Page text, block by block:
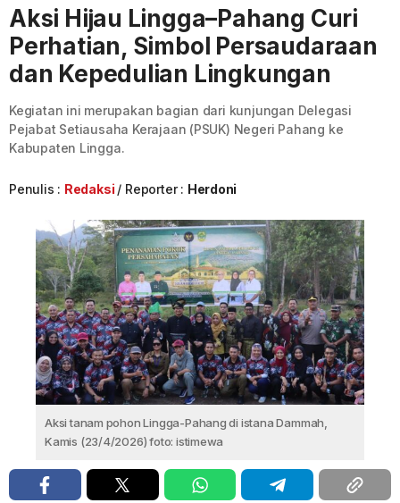
Aksi Hijau Lingga–Pahang Curi
Perhatian, Simbol Persaudaraan
dan Kepedulian Lingkungan
Kegiatan ini merupakan bagian dari kunjungan Delegasi
Pejabat Setiausaha Kerajaan (PSUK) Negeri Pahang ke
Kabupaten Lingga.
Penulis : Redaksi Reporter : Herdoni
Aksi tanam pohon Lingga-Pahang di istana Dammah,
Kamis (23/4/2026) foto: istimewa